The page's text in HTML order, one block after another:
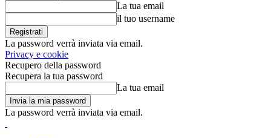
La tua email
il tuo username
La password verrà inviata via email.
Privacy e cookie
Recupero della password
Recupera la tua password
La tua email
La password verrà inviata via email.